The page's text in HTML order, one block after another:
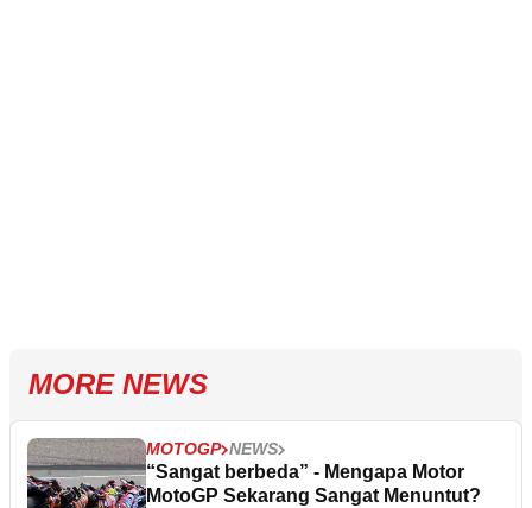
MORE NEWS
MOTOGP NEWS
“Sangat berbeda” - Mengapa Motor
MotoGP Sekarang Sangat Menuntut?